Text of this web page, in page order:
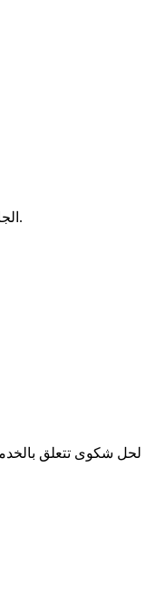
. جميع الحقوق محفوظة.
لحل شكوى تتعلق